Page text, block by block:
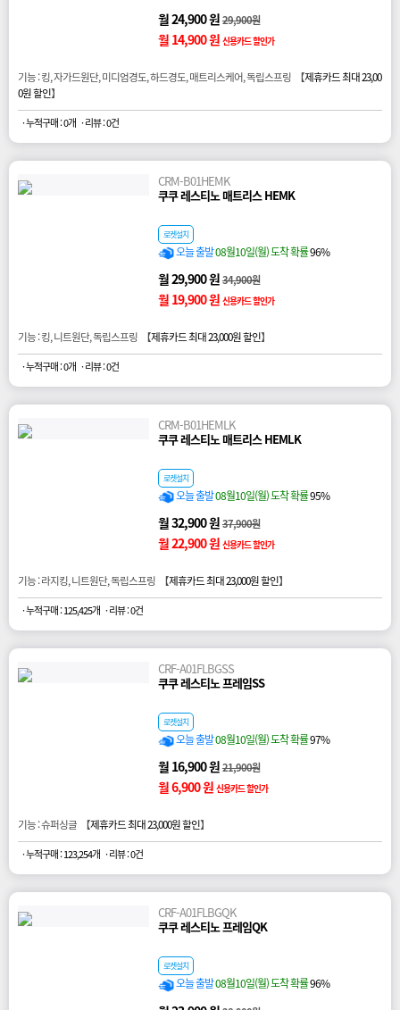
월 24,900 원29,900원
월 14,900 원 신용카드 할인가
기능 : 킹, 자가드원단, 미디엄경도, 하드경도, 매트리스케어, 독립스프링 【제휴카드 최대 23,00
0원 할인】
· 누적구매 : 0개 · 리뷰 : 0건
CRM-B01HEMK
쿠쿠 레스티노 매트리스 HEMK
로켓설치
오늘 출발08월10일(월) 도착 확률96%
월 29,900 원34,900원
월 19,900 원 신용카드 할인가
기능 : 킹, 니트원단, 독립스프링 【제휴카드 최대 23,000원 할인】
· 누적구매 : 0개 · 리뷰 : 0건
CRM-B01HEMLK
쿠쿠 레스티노 매트리스 HEMLK
로켓설치
오늘 출발08월10일(월) 도착 확률95%
월 32,900 원37,900원
월 22,900 원 신용카드 할인가
기능 : 라지킹, 니트원단, 독립스프링 【제휴카드 최대 23,000원 할인】
· 누적구매 : 125,425개 · 리뷰 : 0건
CRF-A01FLBGSS
쿠쿠 레스티노 프레임SS
로켓설치
오늘 출발08월10일(월) 도착 확률97%
월 16,900 원21,900원
월 6,900 원 신용카드 할인가
기능 : 슈퍼싱글 【제휴카드 최대 23,000원 할인】
· 누적구매 : 123,254개 · 리뷰 : 0건
CRF-A01FLBGQK
쿠쿠 레스티노 프레임QK
로켓설치
오늘 출발08월10일(월) 도착 확률96%